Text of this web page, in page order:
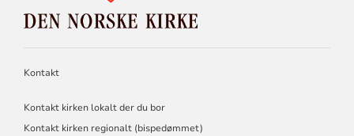
NORSKE
KIRKE
Kontakt
Kontakt kirken lokalt der du bor
Kontakt kirken regionalt (bispedømmet)